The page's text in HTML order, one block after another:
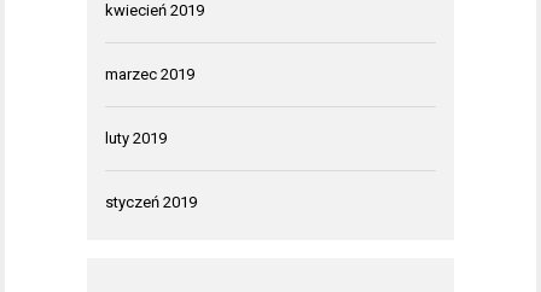
kwiecień 2019
marzec 2019
luty 2019
styczeń 2019